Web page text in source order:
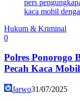
pers
kaca mobil
Hukum & Kriminal
0
Polres Ponorogo
Pecah Kaca
Jarwo31/07/2025